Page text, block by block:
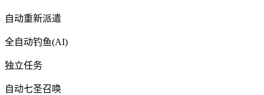
自动重新派遣
全自动钓鱼(AI)
独立任务
自动七圣召唤